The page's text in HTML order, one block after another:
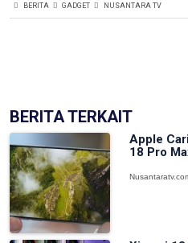
BERITA GADGET NUSANTARA TV
BERITA TERKAIT
Apple
18 Pro